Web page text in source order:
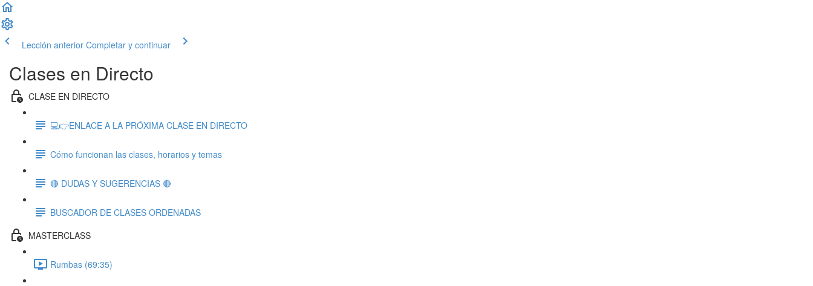
Lección anterior Completar y continuar
Clases en Directo
CLASE EN DIRECTO
💻👉ENLACE A LA PRÓXIMA CLASE EN DIRECTO
Cómo funcionan las clases, horarios y temas
🔴 DUDAS Y SUGERENCIAS 🔴
BUSCADOR DE CLASES ORDENADAS
MASTERCLASS
Rumbas (69:35)